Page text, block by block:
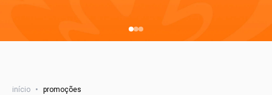
início • promoções